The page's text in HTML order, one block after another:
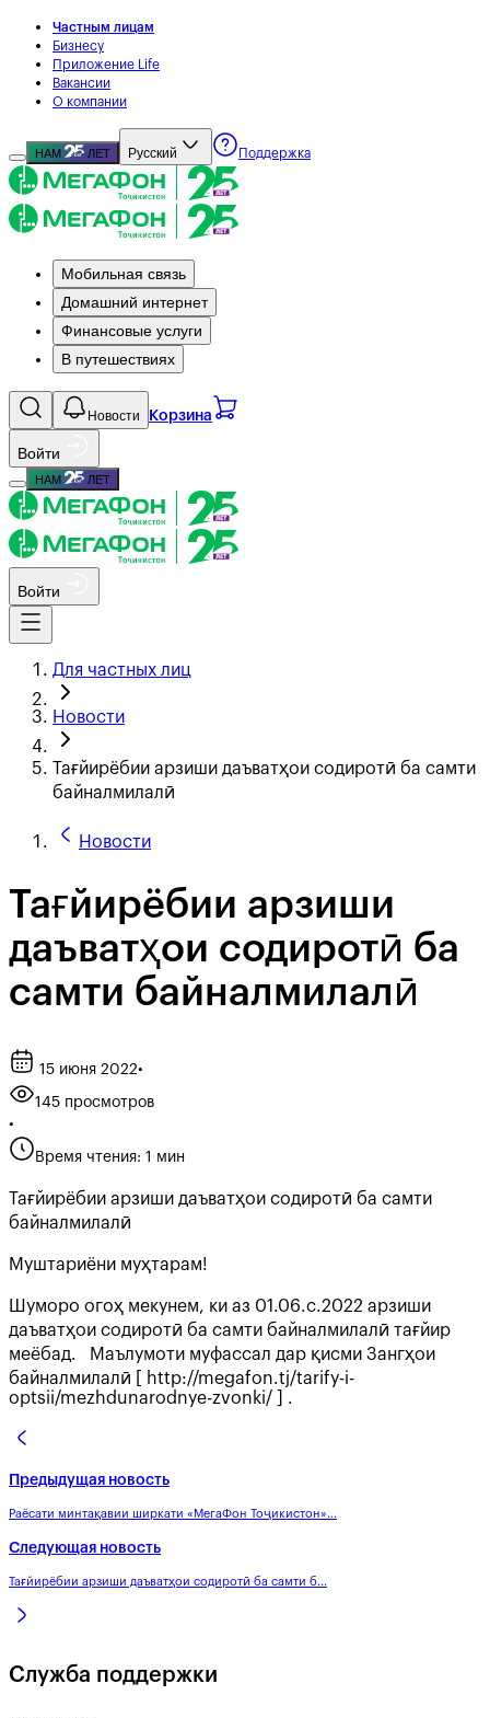
Частным лицам
Бизнесу
Приложение Life
Вакансии
О компании
НАМ ЛЕТ Русский Поддержка
Мобильная связь
Домашний интернет
Финансовые услуги
В путешествиях
Новости Корзина
Войти
НАМ ЛЕТ
Войти
Для частных лиц
Новости
Тағйирёбии арзиши даъватҳои содиротӣ ба самти
байналмилалӣ
Новости
Тағйирёбии арзиши
даъватҳои содиротӣ ба
самти байналмилалӣ
15 июня 2022•
145 просмотров
•
Время чтения: 1 мин
Тағйирёбии арзиши даъватҳои содиротӣ ба самти
байналмилалӣ
Муштариёни муҳтарам!
Шуморо огоҳ мекунем, ки аз 01.06.с.2022 арзиши
даъватҳои содиротӣ ба самти байналмилалӣ тағйир
меёбад. Маълумоти муфассал дар қисми Зангҳои
байналмилалӣ [ http://megafon.tj/tarify-i-
optsii/mezhdunarodnye-zvonki/ ] .
Предыдущая новость
Раёсати минтақавии ширкати «МегаФон Тоҷикистон»...
Следующая новость
Тағйирёбии арзиши даъватҳои содиротӣ ба самти б...
Служба поддержки